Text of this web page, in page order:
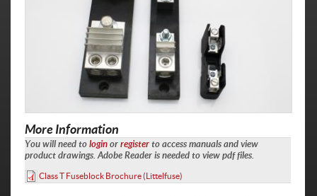
More Information
You will need tologinorregisterto access manuals and view
product drawings. Adobe Reader is needed to view pdf files.
Class T Fuseblock Brochure (Littelfuse)